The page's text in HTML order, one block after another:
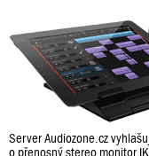
Server Audiozone.cz
o přenosný stereo monitor